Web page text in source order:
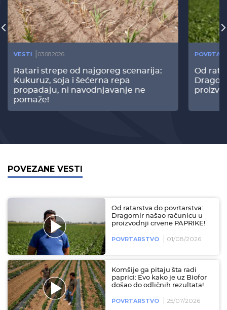
VESTI 03.08.2026
Ratari strepe od najgoreg scenarija:
Kukuruz, soja i šećerna repa
propadaju, ni navodnjavanje ne
pomaže!
Od
POVEZANE VESTI
Od ratarstva do povrtarstva:
Dragomir našao računicu u
proizvodnji crvene PAPRIKE!
POVRTARSTVO 01/08/2026
Komšije ga pitaju šta radi
paprici: Evo kako je uz Biofor
došao do odličnih rezultata!
POVRTARSTVO 25/07/2026